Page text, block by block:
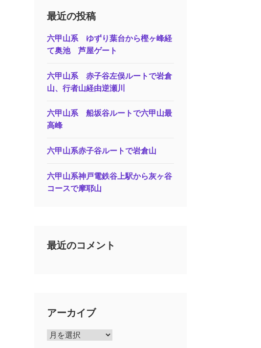
最近の投稿
六甲山系 ゆずり葉台から樫ヶ峰経
て奥池 芦屋ゲート
六甲山系 赤子谷左俣ルートで岩倉
山、行者山経由逆瀬川
六甲山系 船坂谷ルートで六甲山最
高峰
六甲山系赤子谷ルートで岩倉山
六甲山系神戸電鉄谷上駅から灰ヶ谷
コースで摩耶山
最近のコメント
アーカイブ
ア